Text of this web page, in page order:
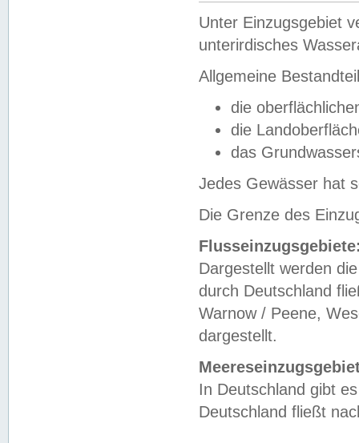
Unter Einzugsgebiet
unterirdisches
Allgemeine
die
die
das
Jedes Gewässer hat
Die Grenze des
Dargestellt werden
durch Deutschland
Warnow / Peene,
dargestellt.
In Deutschland gibt
Deutschland fließt